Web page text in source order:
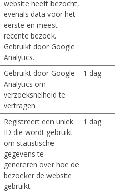
website heeft bezocht,
evenals data voor het
eerste en meest
recente bezoek.
Gebruikt door Google
Analytics.
Gebruikt door Google
Analytics om
verzoeksnelheid te
vertragen
1 dag
Registreert een uniek
ID die wordt gebruikt
om statistische
gegevens te
genereren over hoe de
bezoeker de website
gebruikt.
1 dag